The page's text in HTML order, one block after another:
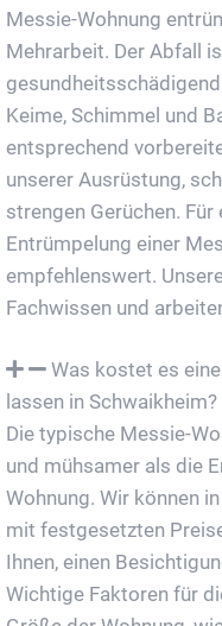
Messie-Wohnung
Mehrarbeit. Der Abfall
Keime, Schimmel und
entsprechend
unserer Ausrüstung,
strengen Gerüchen.
Entrümpelung einer
empfehlenswert.
Fachwissen und
Was kostet es
lassen in Schwaikheim?
Die typische Messie-
und mühsamer als die
Wohnung. Wir können
mit festgesetzten
Ihnen, einen
Wichtige Faktoren für